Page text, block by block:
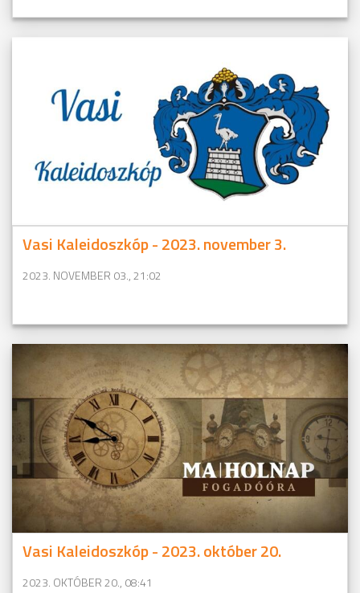
Vasi Kaleidoszkóp - 2023. november 3.
2023. NOVEMBER 03., 21:02
Vasi Kaleidoszkóp - 2023. október 20.
2023. OKTÓBER 20., 08:41